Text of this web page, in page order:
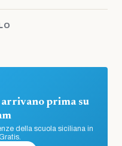
arrivano prima su
della scuola siciliana in